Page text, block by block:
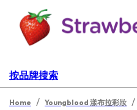
按品牌搜索
Home / Youngblood 漾布拉彩妝 /